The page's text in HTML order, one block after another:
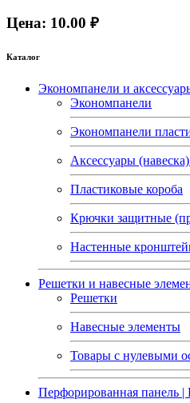
Цена: 10.00 ₽
Каталог
Экономпанели и
Экономпанели
Экономпанели
Аксессуары
Пластиковые короба
Крючки защитные
Настенные
Решетки и навесные
Решетки
Навесные элементы
Товары с нулевыми
Перфорированная панель